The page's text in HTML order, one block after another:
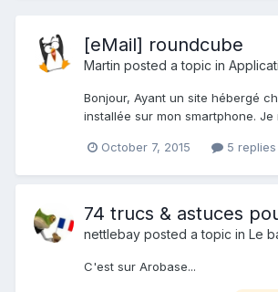
[eMail] roundcube
Martin posted a topic in
Bonjour, Ayant un site hébergé
installée sur mon smartphone.
October 7, 2015 5 replies
74 trucs & astuces
nettlebay posted a topic in Le
C'est sur Arobase...